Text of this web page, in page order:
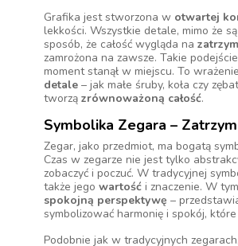
Grafika jest stworzona w otwartej
lekkości. Wszystkie detale, mimo że
sposób, że całość wygląda na
zamrożona na zawsze. Takie
moment stanął w miejscu. To
detale – jak małe śruby, koła czy
tworzą zrównoważoną całość.
Symbolika Zegara –
Zegar, jako przedmiot, ma bogatą
Czas w zegarze nie jest tylko
zobaczyć i poczuć. W tradycyjnej
także jego wartość i znaczenie. W
spokojną perspektywę –
symbolizować harmonię i spokój,
Podobnie jak w tradycyjnych